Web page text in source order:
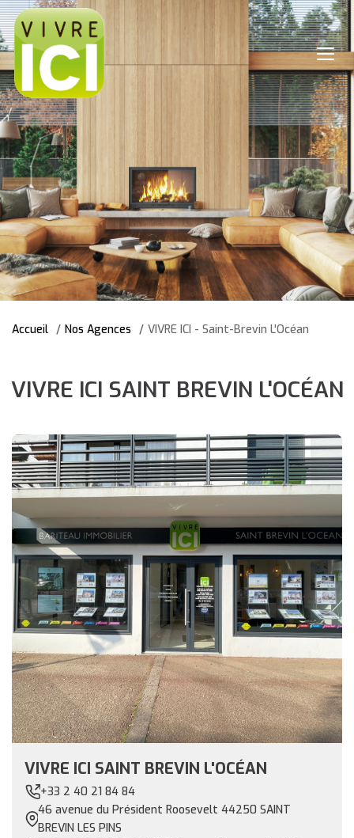
Accueil Nos Agences VIVRE ICI - Saint-Brevin L'Océan
VIVRE ICI SAINT BREVIN L'OCÉAN
VIVRE ICI SAINT BREVIN L'OCÉAN
+33 2 40 21 84 84
46 avenue du Président Roosevelt 44250 SAINT
BREVIN LES PINS